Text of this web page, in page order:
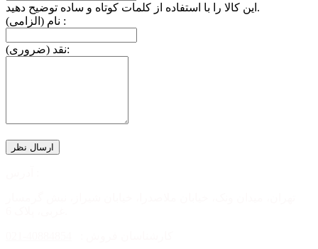
این کالا را با استفاده از کلمات کوتاه و ساده توضیح دهید.
نام (الزامی) :
نقد (ضروری):